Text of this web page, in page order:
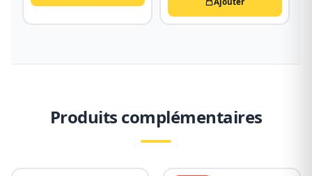
Produits complémentaires